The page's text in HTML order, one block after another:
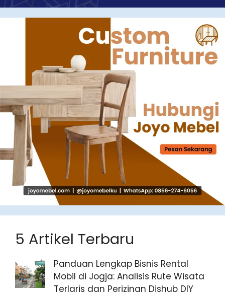
5 Artikel Terbaru
Panduan Lengkap Bisnis Rental
Mobil di Jogja: Analisis Rute Wisata
Terlaris dan Perizinan Dishub DIY